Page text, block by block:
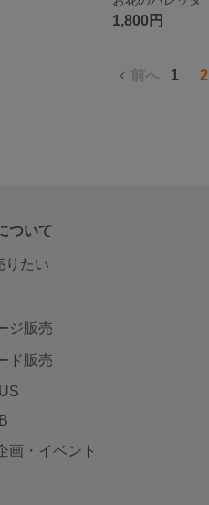
1,800円
前へ 1 2
ついて
りたい
ジ販売
ド販売
画・イベント